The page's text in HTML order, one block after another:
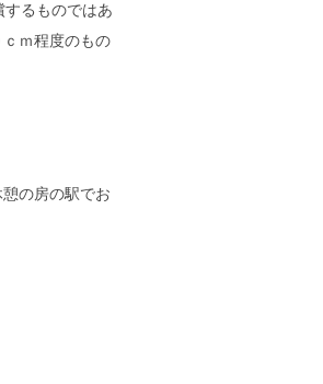
るものではあ
ｍ程度のもの
の房の駅でお